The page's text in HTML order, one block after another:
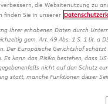
die Websitenutzung zu
finden Sie in unserer
Ihrer erhobenen Daten durch
gem. Art. 49 Abs. 1 S. 1 lit. a
Der Europäische Gerichtshof
Es kann das Risiko bestehen, dass
nicht auf den Schutz
statt, manche Funktionen dieser